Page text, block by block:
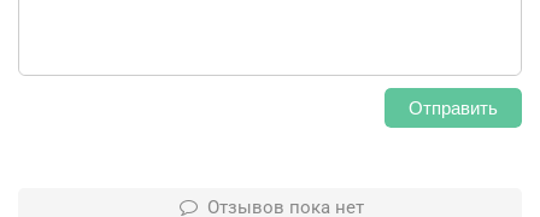
Отправить
Отзывов пока нет